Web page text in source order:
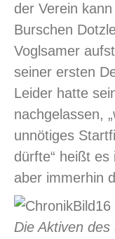
der Verein
Burschen
Voglsamer
seiner ersten
Leider hatte
nachgelassen,
unnötiges
dürfte“ heißt
aber immerhin
Die Aktiven